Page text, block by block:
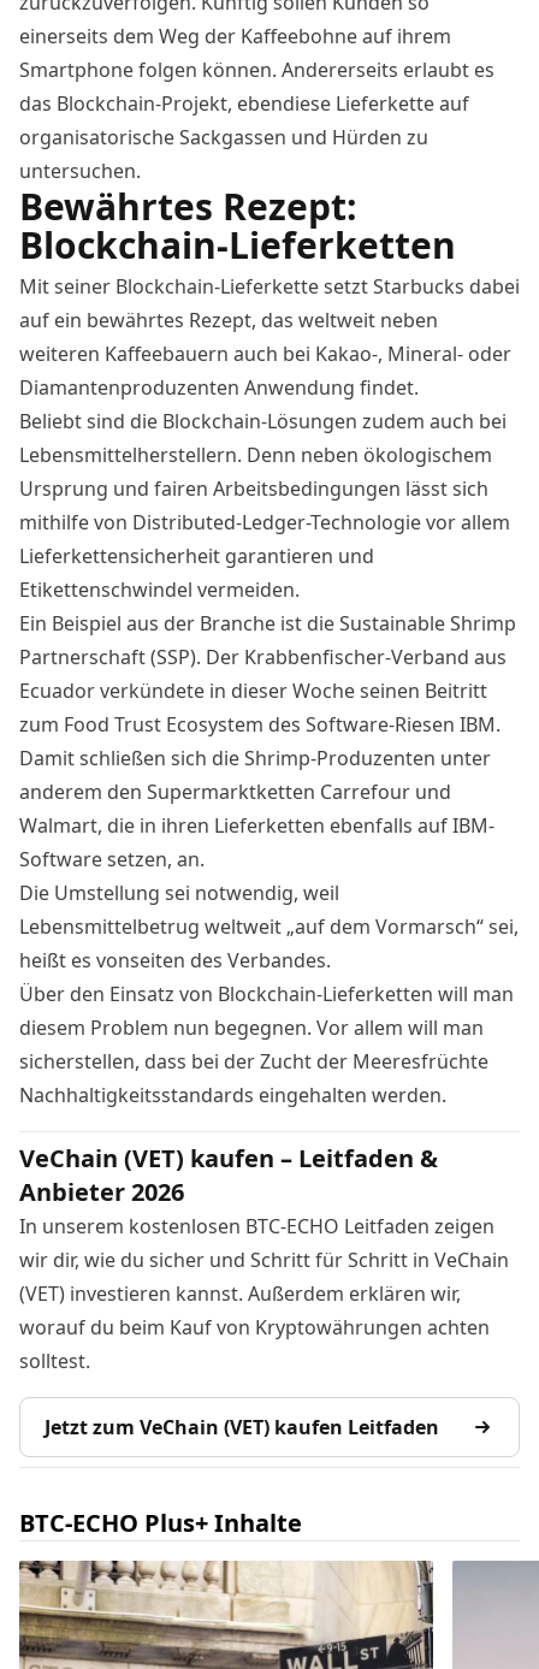
einerseits dem Weg der Kaffeebohne auf ihrem
Smartphone folgen können. Andererseits erlaubt es
das Blockchain-Projekt, ebendiese Lieferkette auf
organisatorische Sackgassen und Hürden zu
untersuchen.
Bewährtes Rezept:
Blockchain-Lieferketten
Mit seiner Blockchain-Lieferkette setzt Starbucks dabei
auf ein bewährtes Rezept, das weltweit neben
weiteren Kaffeebauern auch bei Kakao-, Mineral- oder
Diamantenproduzenten Anwendung findet.
Beliebt sind die Blockchain-Lösungen zudem auch bei
Lebensmittelherstellern. Denn neben ökologischem
Ursprung und fairen Arbeitsbedingungen lässt sich
mithilfe von Distributed-Ledger-Technologie vor allem
Lieferkettensicherheit garantieren und
Etikettenschwindel vermeiden.
Ein Beispiel aus der Branche ist dieSustainable Shrimp
Partnerschaft (SSP). Der Krabbenfischer-Verband aus
Ecuador verkündete in dieser Woche seinen Beitritt
zum Food Trust Ecosystem des Software-Riesen IBM.
Damit schließen sich die Shrimp-Produzenten unter
anderem den Supermarktketten Carrefour und
Walmart, die in ihren Lieferketten ebenfalls auf IBM-
Software setzen, an.
Die Umstellung sei notwendig, weil
Lebensmittelbetrug weltweit „auf dem Vormarsch“ sei,
heißt es vonseiten des Verbandes.
Über den Einsatz von Blockchain-Lieferketten will man
diesem Problem nun begegnen. Vor allem will man
sicherstellen, dass bei der Zucht der Meeresfrüchte
Nachhaltigkeitsstandards eingehalten werden.
VeChain (VET) kaufen – Leitfaden &
Anbieter 2026
In unserem kostenlosen BTC-ECHO Leitfaden zeigen
wir dir, wie du sicher und Schritt für Schritt in VeChain
(VET) investieren kannst. Außerdem erklären wir,
worauf du beim Kauf von Kryptowährungen achten
solltest.
Jetzt zum VeChain (VET) kaufen Leitfaden
BTC-ECHO Plus+ Inhalte